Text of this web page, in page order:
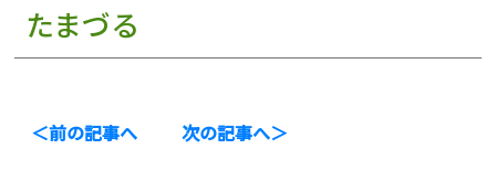
たまづる
＜前の記事へ 次の記事へ＞